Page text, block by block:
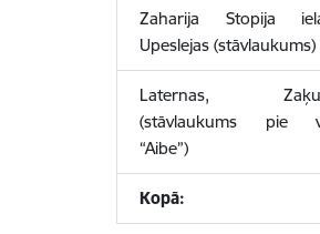
Zaharija Stopija
Upeslejas (stāvlaukums)
Laternas,
(stāvlaukums pie
“Aibe”)
Kopā: